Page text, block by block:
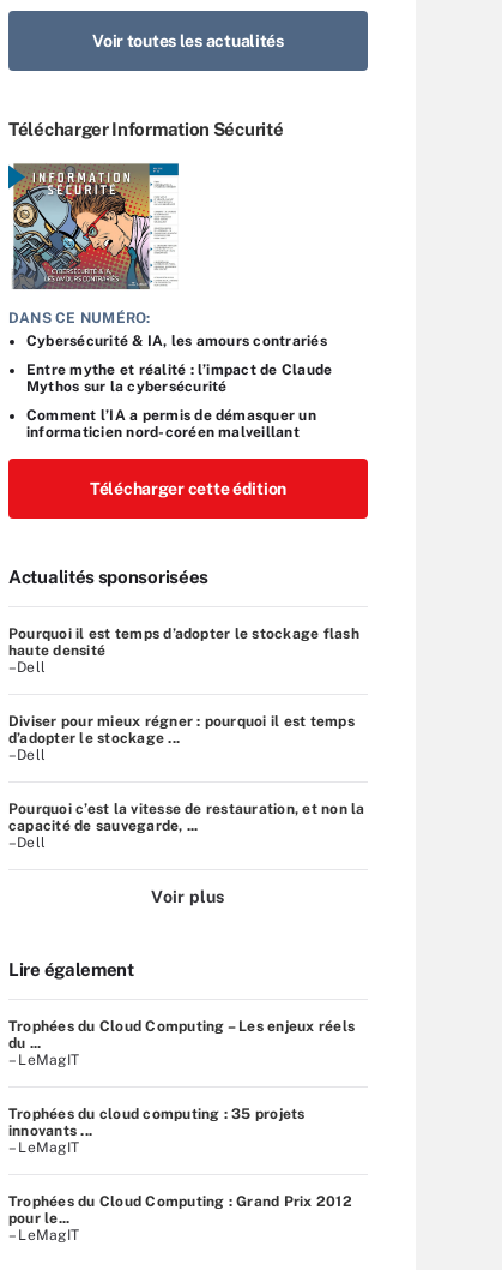
Voir toutes les actualités
Télécharger Information Sécurité
DANS CE NUMÉRO:
Cybersécurité & IA, les amours contrariés
Entre mythe et réalité : l’impact de Claude
Mythos sur la cybersécurité
Comment l’IA a permis de démasquer un
informaticien nord-coréen malveillant
Télécharger cette édition
Actualités sponsorisées
Pourquoi il est temps d’adopter le stockage flash
haute densité
–Dell
Diviser pour mieux régner : pourquoi il est temps
d’adopter le stockage ...
–Dell
Pourquoi c’est la vitesse de restauration, et non la
capacité de sauvegarde, ...
–Dell
Voir plus
Lire également
Trophées du Cloud Computing – Les enjeux réels
du ...
– LeMagIT
Trophées du cloud computing : 35 projets
innovants ...
– LeMagIT
Trophées du Cloud Computing : Grand Prix 2012
pour le...
– LeMagIT